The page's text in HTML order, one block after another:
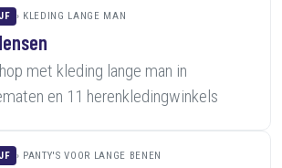
KLEDING LANGE MAN
met kleding lange man in
en 11 herenkledingwinkels
PANTY'S VOOR LANGE BENEN